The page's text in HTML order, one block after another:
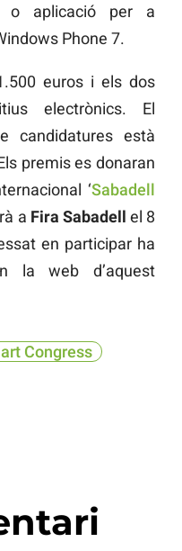
o aplicació per a
Phone 7.
euros i els dos
electrònics. El
candidatures està
premis es donaran
‘Sabadell
a Fira Sabadell el 8
en participar ha
la web d’aquest
Congress